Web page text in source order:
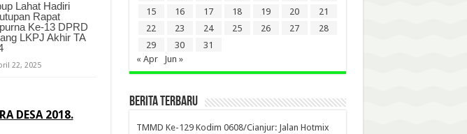
Lahat Hadiri
Rapat
Ke-13 DPRD
LKPJ Akhir TA
22, 2025
DESA 2018.
15
16 17 18 19 20
21
22
23 24 25 26 27
28
29
30
31
« Apr
Jun »
BERITA TERBARU
TMMD Ke-129 Kodim 0608/Cianjur: Jalan Hotmix